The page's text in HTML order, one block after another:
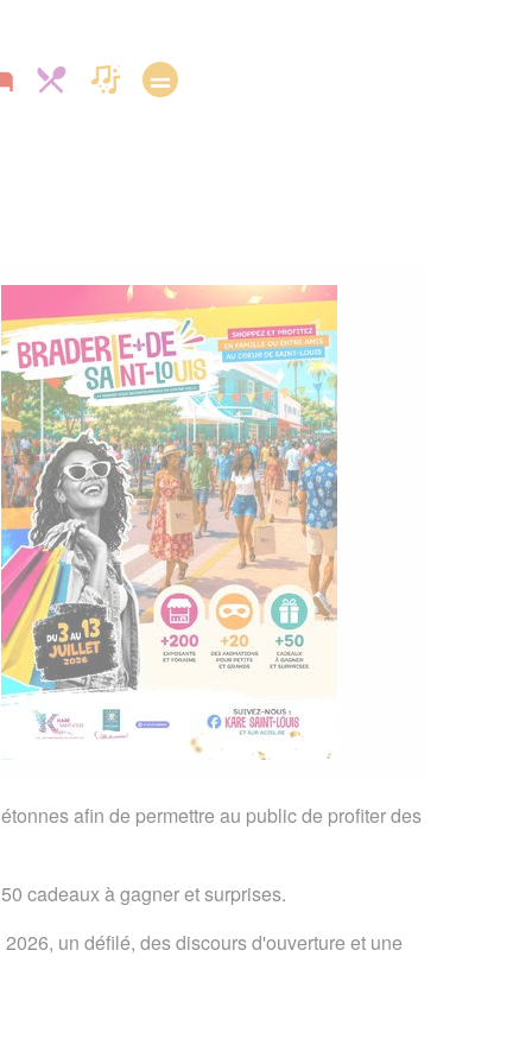
afin de permettre au public de profiter des
cadeaux à gagner et surprises.
un défilé, des discours d'ouverture et une